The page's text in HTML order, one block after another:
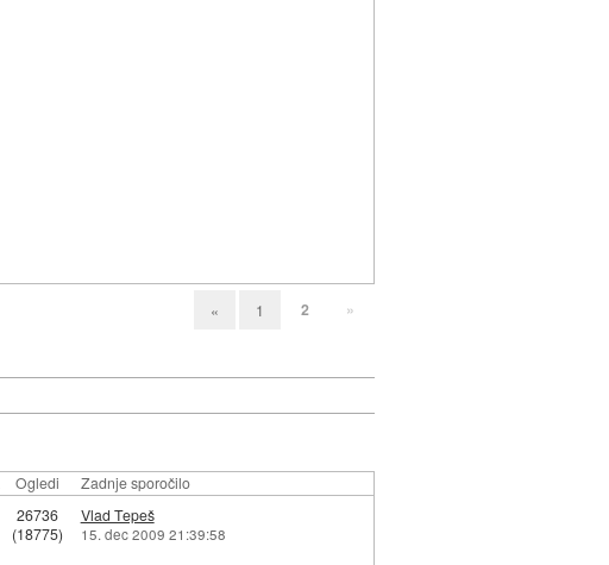
« 1 2 »
Ogledi Zadnje sporočilo
26736
(18775)
Vlad Tepeš
15. dec 2009 21:39:58